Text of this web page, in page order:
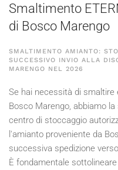
Smaltimento
di Bosco Marengo
SMALTIMENTO AMIANTO:
SUCCESSIVO INVIO ALLA
MARENGO NEL 2026
Se hai necessità di
Bosco Marengo, abbiamo
centro di stoccaggio
l'amianto proveniente da
successiva spedizione
È fondamentale